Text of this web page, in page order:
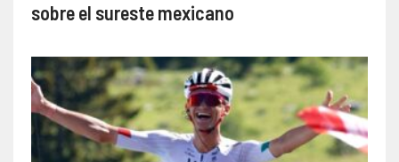
sobre el sureste mexicano